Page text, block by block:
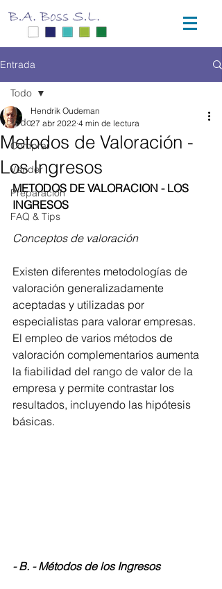
Entrada
Todo
Comprar
Vender
Preparación
FAQ & Tips
Todo
Metodos de Valoración -
Los Ingresos
Hendrik Oudeman
27 abr 2022 4 min de lectura
METODOS DE VALORACION - LOS
INGRESOS
Conceptos de valoración
Existen diferentes metodologías de
valoración generalizadamente
aceptadas y utilizadas por
especialistas para valorar empresas.
El empleo de varios métodos de
valoración complementarios aumenta
la fiabilidad del rango de valor de la
empresa y permite contrastar los
resultados, incluyendo las hipótesis
básicas.
- B. - Métodos de los Ingresos